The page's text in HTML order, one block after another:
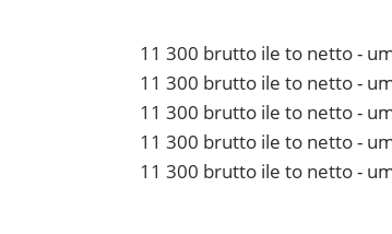
11 300 brutto ile to netto -
11 300 brutto ile to netto -
11 300 brutto ile to netto -
11 300 brutto ile to netto -
11 300 brutto ile to netto -